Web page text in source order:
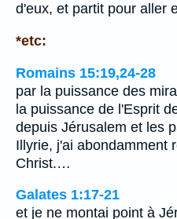
d'eux, et partit pour aller
*etc:
Romains 15:19,24-28
par la puissance des
la puissance de l'Esprit
depuis Jérusalem et les
Illyrie, j'ai abondamment
Christ.…
Galates 1:17-21
et je ne montai point à